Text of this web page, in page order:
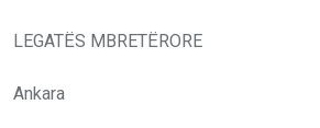
LEGATËS MBRETËRORE
Ankara